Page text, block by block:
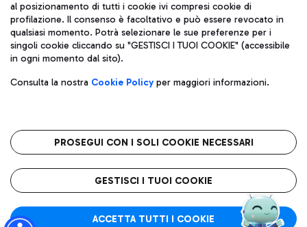
Codice fiscale e Registro delle Imprese di Roma 13032990155 P.
IVA 06572251004
Capitale sociale 62.224.743,00 int. vers.
Sede legale: Via Pier Paolo Racchetti 1 - 00054 Fiumicino (RM)
telefono +39 06 65951
Privacy policy
Note legali
Roma FCO
L'aeroporto stellato
al posizionamento di tutti i cookie ivi compresi cookie di
profilazione. Il consenso è facoltativo e può essere revocato in
qualsiasi momento. Potrà selezionare le sue preferenze per i
singoli cookie cliccando su "GESTISCI I TUOI COOKIE" (accessibile
in ogni momento dal sito).
Consulta la nostra Cookie Policyper maggiori informazioni.
PROSEGUI CON I SOLI COOKIE NECESSARI
GESTISCI I TUOI COOKIE
ACCETTA TUTTI I COOKIE